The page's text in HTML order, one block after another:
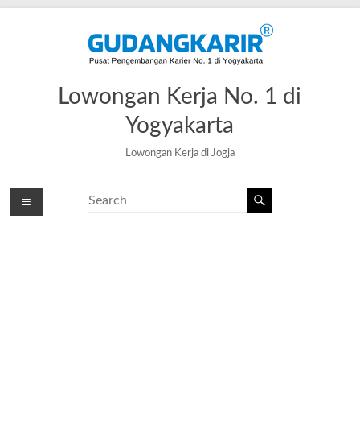
Lowongan Kerja No. 1 di
Yogyakarta
Lowongan Kerja di Jogja